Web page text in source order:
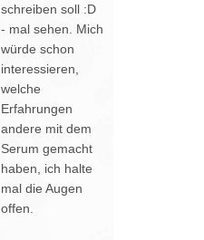
schreiben soll :D
- mal sehen. Mich
würde schon
interessieren,
welche
Erfahrungen
andere mit dem
Serum gemacht
haben, ich halte
mal die Augen
offen.